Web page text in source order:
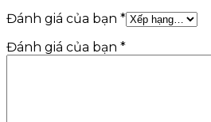
Đánh giá của bạn *
Đánh giá của bạn *